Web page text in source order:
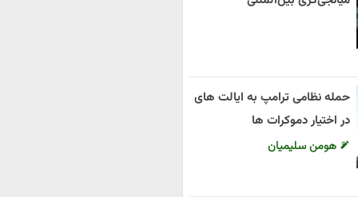
حمله نظامی ترامپ به ایالت های
در اختیار دموکرات ها
هومن سلیمیان